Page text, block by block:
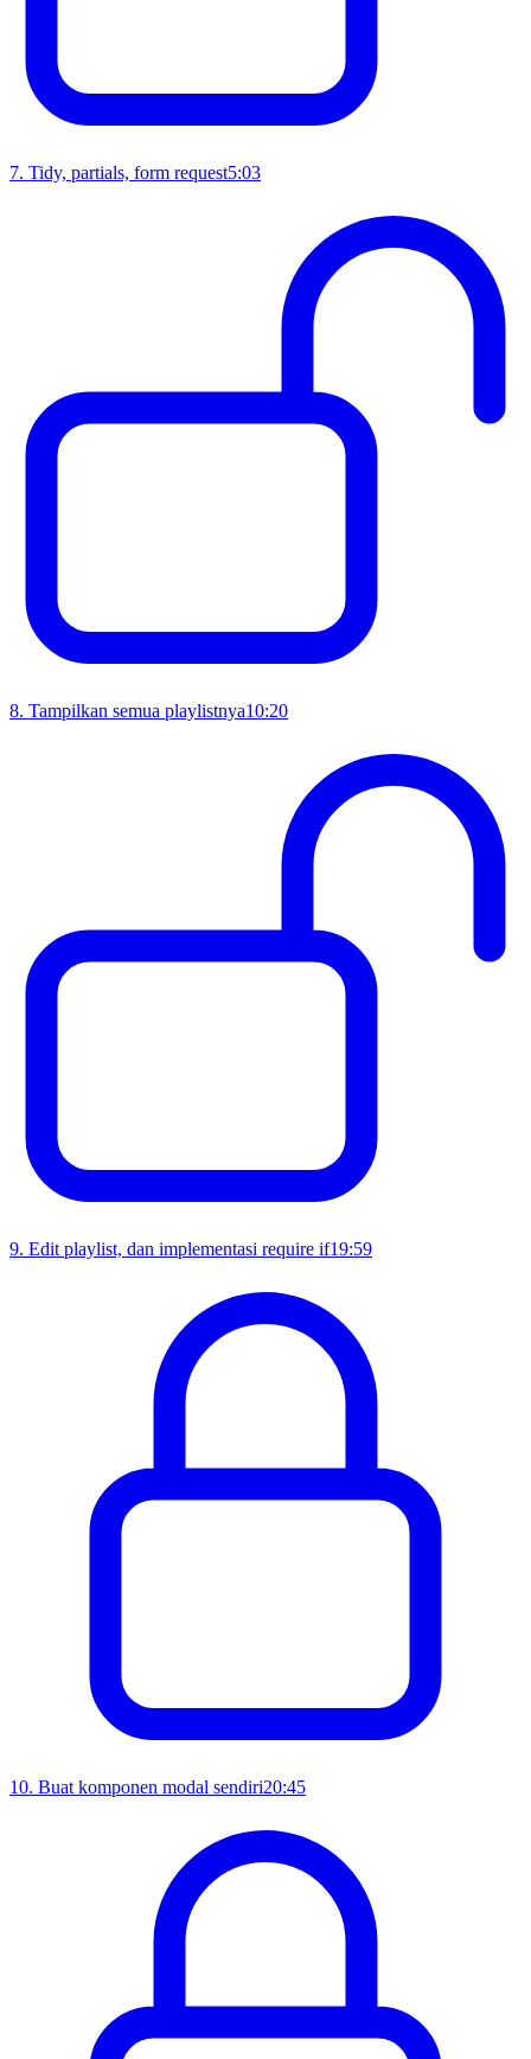
7. Tidy, partials, form request5:03
8. Tampilkan semua playlistnya10:20
9. Edit playlist, dan implementasi require if19:59
10. Buat komponen modal sendiri20:45